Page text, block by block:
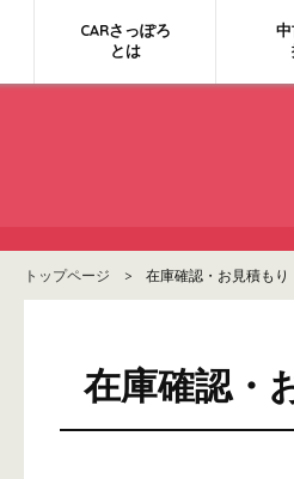
CARさっぽろ
とは
トップページ > 在庫確認・お見積もり
在庫確認・